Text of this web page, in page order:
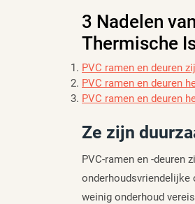
3 Nadelen
Thermische
PVC ramen en deuren
PVC ramen en deuren
PVC ramen en deuren
Ze zijn
PVC-ramen en -deuren
onderhoudsvriendelijke
weinig onderhoud